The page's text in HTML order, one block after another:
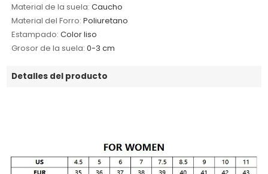
Material de la suela: Caucho
Material del Forro: Poliuretano
Estampado: Color liso
Grosor de la suela: 0-3 cm
Detalles del producto